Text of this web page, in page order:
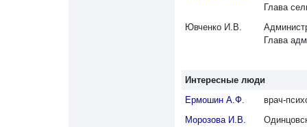
Глава
Ювченко И.В.
Глава
Интересные люди
Ермошин А.Ф.
врач-
Морозова И.В.